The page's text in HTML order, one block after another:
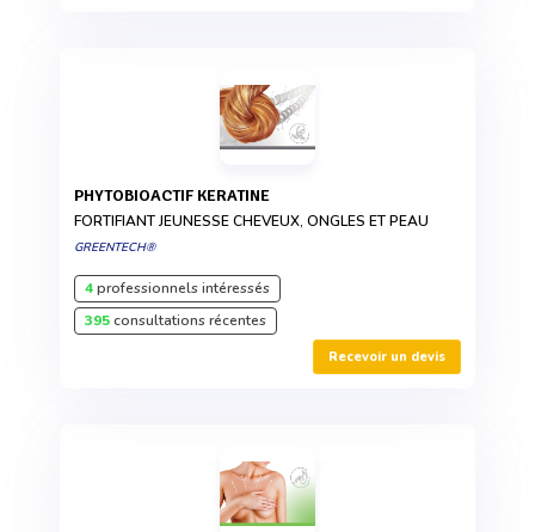
PHYTOBIOACTIF KERATINE
FORTIFIANT JEUNESSE CHEVEUX, ONGLES ET PEAU
GREENTECH®
4professionnels intéressés
395consultations récentes
Recevoir un devis